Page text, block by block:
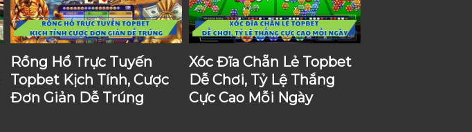
Rồng Hổ Trực Tuyến
Topbet Kịch Tính, Cược
Đơn Giản Dễ Trúng
Xóc Đĩa Chẵn Lẻ Topbet
Dễ Chơi, Tỷ Lệ Thắng
Cực Cao Mỗi Ngày